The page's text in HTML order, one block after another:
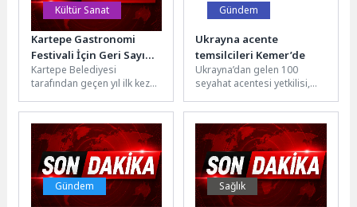
Kültür Sanat
Kartepe Gastronomi
Festivali İçin Geri Sayım
Başladı
Kartepe Belediyesi
tarafından geçen yıl ilk kez
gören Gastronomi
Festivali’nin ikincisi...
Gündem
Ukrayna acente
temsilcileri Kemer’de
Ukrayna’dan gelen 100
seyahat acentesi yetkilisi,
ziyaret ederek bölge turizmi
hakkında kapsamlı...
Gündem Sağlık